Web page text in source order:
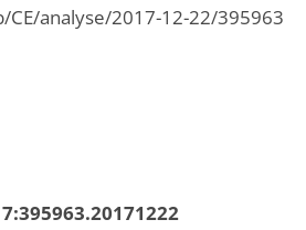
analyse/2017-12-22/395963